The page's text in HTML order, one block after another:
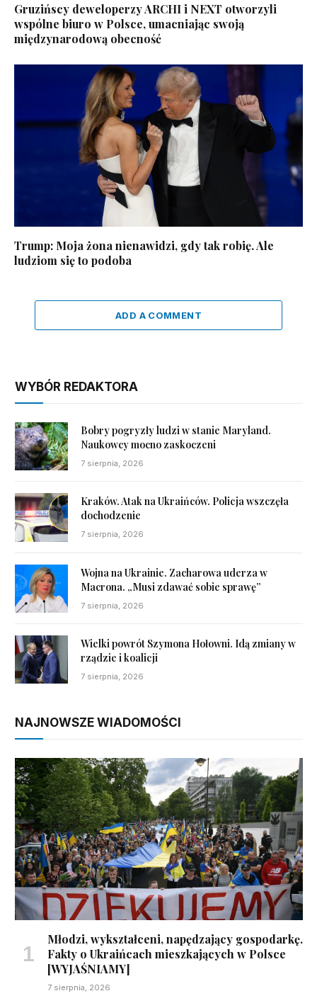
Gruzińscy deweloperzy ARCHI i NEXT otworzyli
wspólne biuro w Polsce, umacniając swoją
międzynarodową obecność
Trump: Moja żona nienawidzi, gdy tak robię. Ale
ludziom się to podoba
ADD A COMMENT
WYBÓR REDAKTORA
Bobry pogryzły ludzi w stanie Maryland.
Naukowcy mocno zaskoczeni
7 sierpnia, 2026
Kraków. Atak na Ukraińców. Policja wszczęła
dochodzenie
7 sierpnia, 2026
Wojna na Ukrainie. Zacharowa uderza w
Macrona. „Musi zdawać sobie sprawę”
7 sierpnia, 2026
Wielki powrót Szymona Hołowni. Idą zmiany w
rządzie i koalicji
7 sierpnia, 2026
NAJNOWSZE WIADOMOŚCI
Młodzi, wykształceni, napędzający gospodarkę.
Fakty o Ukraińcach mieszkających w Polsce
[WYJAŚNIAMY]
7 sierpnia, 2026